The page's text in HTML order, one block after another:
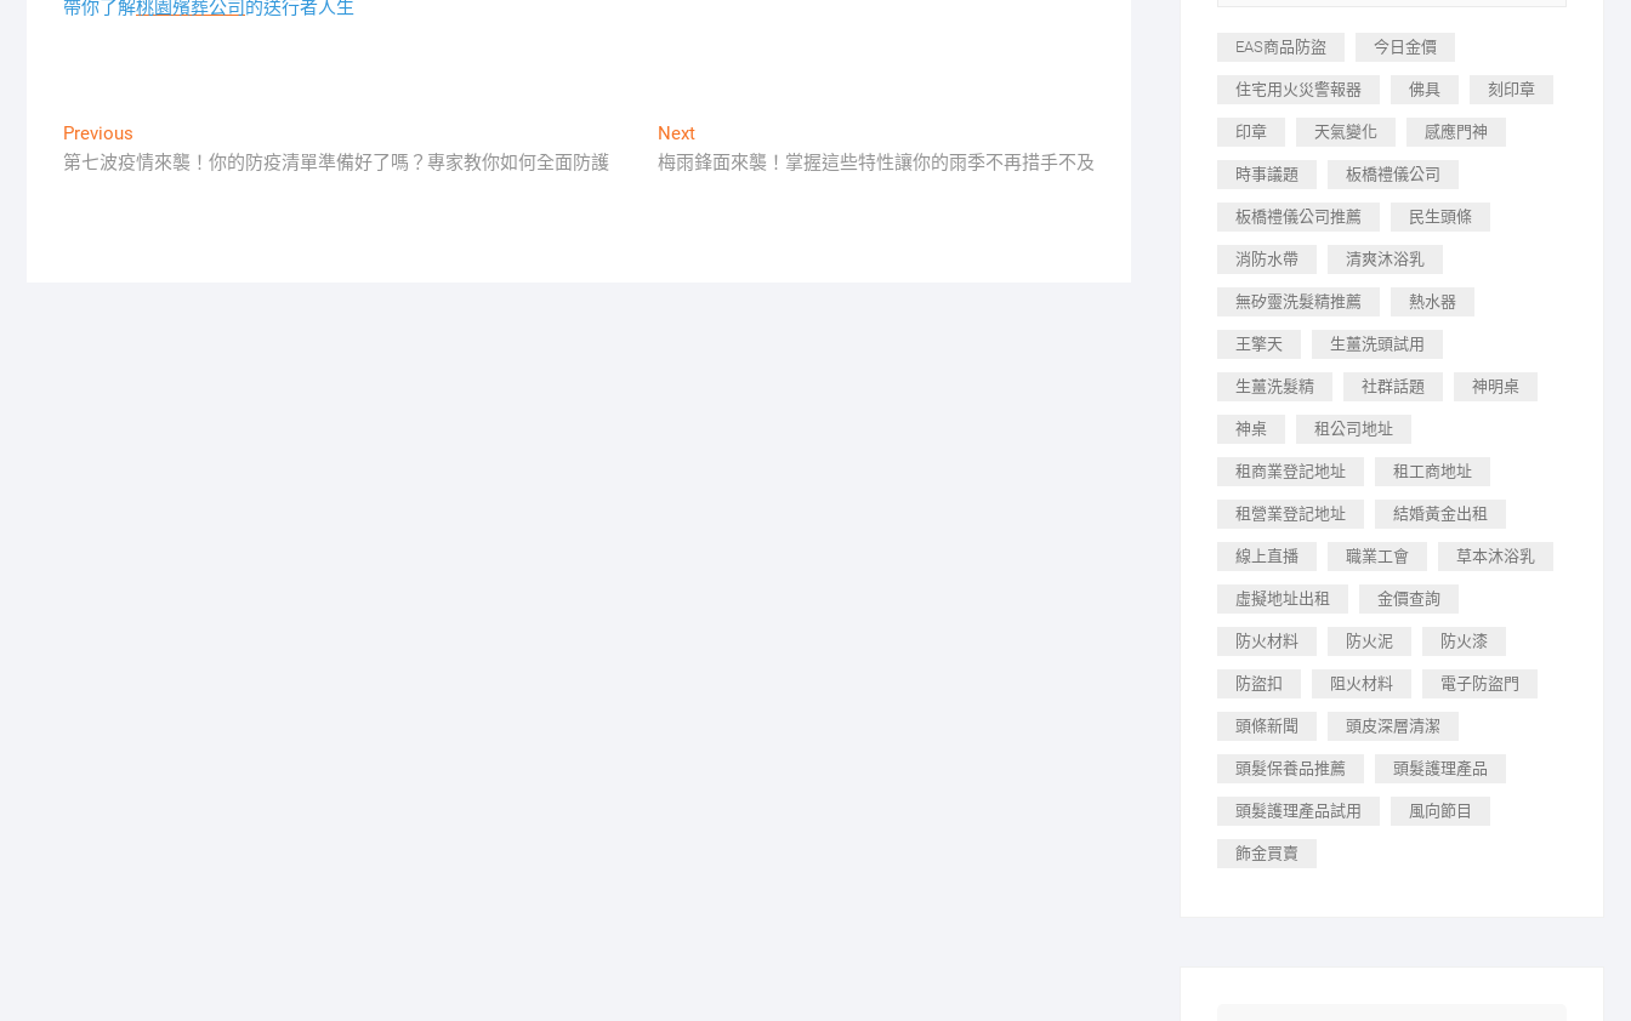
帶你了解桃園殯葬公司的送行者人生
文
章
Previous
post:
第七波疫情來襲！你的防疫清單準備好了嗎？專家教你如何全面防護
NextNext
post:
梅雨鋒面來襲！掌握這些特性讓你的雨季不再措手不及
EAS商品防盜 今日金價
住宅用火災警報器 佛具 刻印章
印章 天氣變化 感應門神
時事議題 板橋禮儀公司
板橋禮儀公司推薦 民生頭條
消防水帶 清爽沐浴乳
無矽靈洗髮精推薦 熱水器
王擎天 生薑洗頭試用
生薑洗髮精 社群話題 神明桌
神桌 租公司地址
租商業登記地址 租工商地址
租營業登記地址 結婚黃金出租
線上直播 職業工會 草本沐浴乳
虛擬地址出租 金價查詢
防火材料 防火泥 防火漆
防盜扣 阻火材料 電子防盜門
頭條新聞 頭皮深層清潔
頭髮保養品推薦 頭髮護理產品
頭髮護理產品試用 風向節目
飾金買賣